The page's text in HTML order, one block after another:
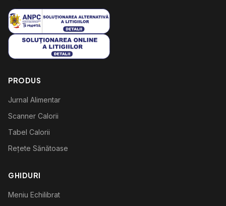
PRODUS
Jurnal Alimentar
Scanner Calorii
Tabel Calorii
Rețete Sănătoase
GHIDURI
Meniu Echilibrat